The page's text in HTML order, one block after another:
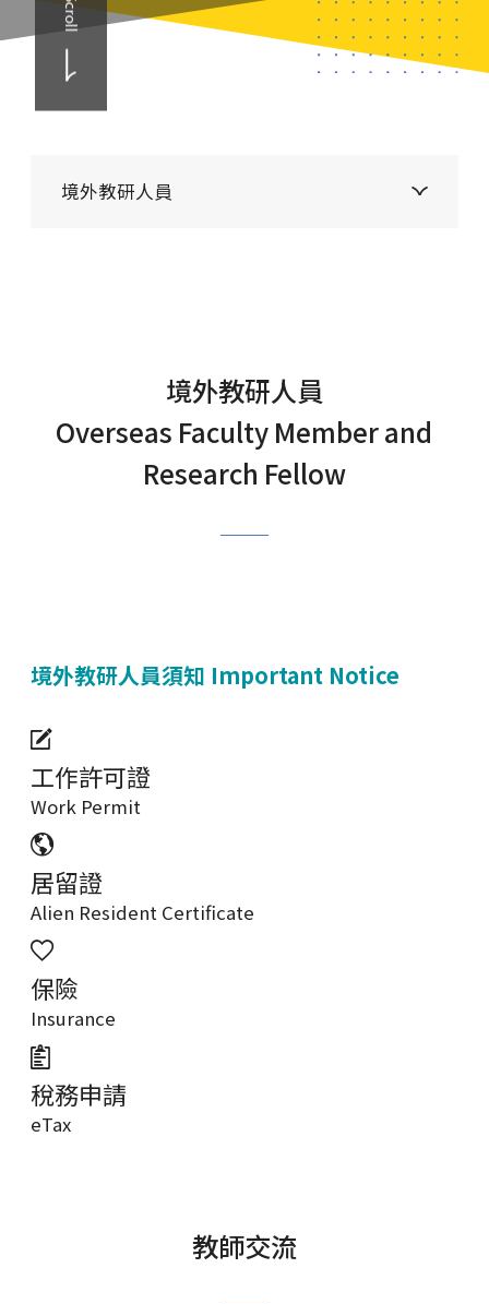
Scroll
境外教研人員
境外教研人員
Overseas Faculty Member and
Research Fellow
境外教研人員須知 Important Notice
工作許可證
Work Permit
居留證
Alien Resident Certificate
保險
Insurance
稅務申請
eTax
教師交流